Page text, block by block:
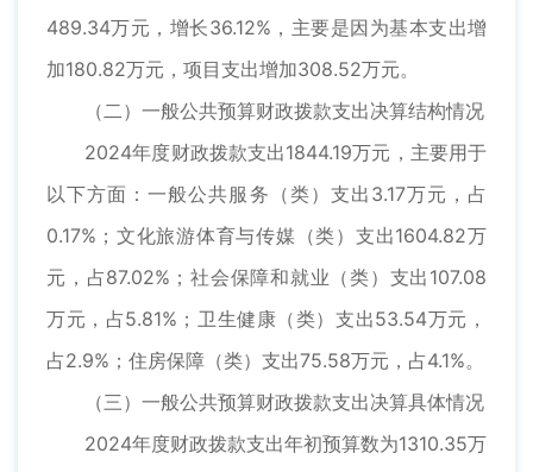
489.34万元，增长36.12%，主要是因为基本支出增
加180.82万元，项目支出增加308.52万元。
（二）一般公共预算财政拨款支出决算结构情况
2024年度财政拨款支出1844.19万元，主要用于
以下方面：一般公共服务（类）支出3.17万元，占
0.17%；文化旅游体育与传媒（类）支出1604.82万
元，占87.02%；社会保障和就业（类）支出107.08
万元，占5.81%；卫生健康（类）支出53.54万元，
占2.9%；住房保障（类）支出75.58万元，占4.1%。
（三）一般公共预算财政拨款支出决算具体情况
2024年度财政拨款支出年初预算数为1310.35万